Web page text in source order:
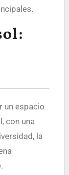
un espacio
con una
la